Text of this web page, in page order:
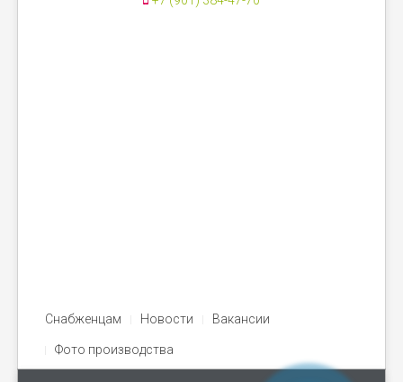
Снабженцам Новости Вакансии
Фото производства